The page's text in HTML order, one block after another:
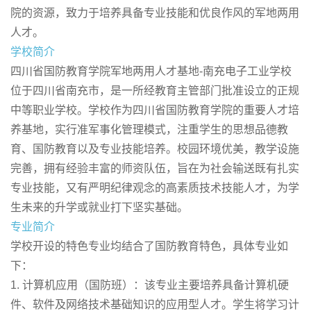
院的资源，致力于培养具备专业技能和优良作风的军地两用
人才。
学校简介
四川省国防教育学院军地两用人才基地-南充电子工业学校
位于四川省南充市，是一所经教育主管部门批准设立的正规
中等职业学校。学校作为四川省国防教育学院的重要人才培
养基地，实行准军事化管理模式，注重学生的思想品德教
育、国防教育以及专业技能培养。校园环境优美，教学设施
完善，拥有经验丰富的师资队伍，旨在为社会输送既有扎实
专业技能，又有严明纪律观念的高素质技术技能人才，为学
生未来的升学或就业打下坚实基础。
专业简介
学校开设的特色专业均结合了国防教育特色，具体专业如
下：
1. 计算机应用（国防班）：该专业主要培养具备计算机硬
件、软件及网络技术基础知识的应用型人才。学生将学习计